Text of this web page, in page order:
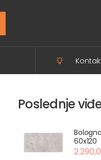
Poslednje
60x120